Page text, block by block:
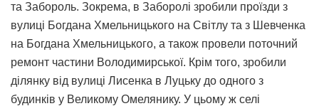
та Забороль. Зокрема, в Заборолі зробили проїзди з
вулиці Богдана Хмельницького на Світлу та з Шевченка
на Богдана Хмельницького, а також провели поточний
ремонт частини Володимирської. Крім того, зробили
ділянку від вулиці Лисенка в Луцьку до одного з
будинків у Великому Омелянику. У цьому ж селі